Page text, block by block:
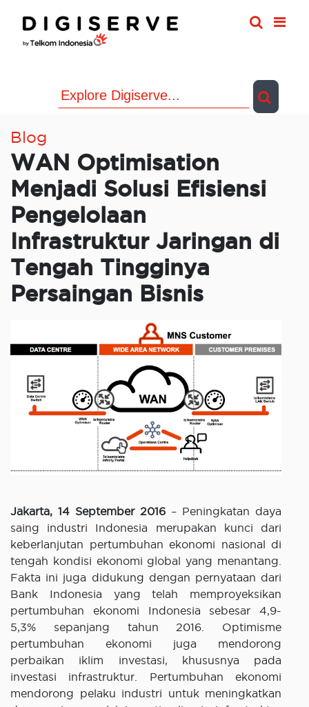
content
Blog
WAN Optimisation
Menjadi Solusi Efisiensi
Pengelolaan
Infrastruktur Jaringan di
Tengah Tingginya
Persaingan Bisnis
Jakarta, 14 September 2016 – Peningkatan daya
saing industri Indonesia merupakan kunci dari
keberlanjutan pertumbuhan ekonomi nasional di
tengah kondisi ekonomi global yang menantang.
Fakta ini juga didukung dengan pernyataan dari
Bank Indonesia yang telah memproyeksikan
pertumbuhan ekonomi Indonesia sebesar 4,9-
5,3% sepanjang tahun 2016. Optimisme
pertumbuhan ekonomi juga mendorong
perbaikan iklim investasi, khususnya pada
investasi infrastruktur. Pertumbuhan ekonomi
mendorong pelaku industri untuk meningkatkan